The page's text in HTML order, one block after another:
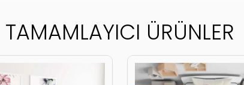
TAMAMLAYICI ÜRÜNLER